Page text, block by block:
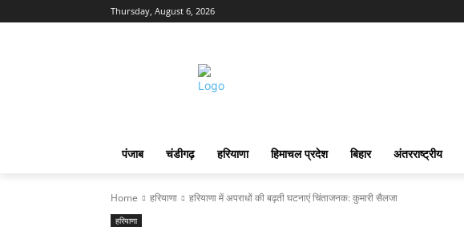
Thursday, August 6, 2026
पंजाब चंडीगढ़ हरियाणा हिमाचल प्रदेश बिहार अंतरराष्ट्रीय
Home हरियाणा हरियाणा में अपराधों की बढ़ती घटनाएं चिंताजनक: कुमारी सैलजा
हरियाणा